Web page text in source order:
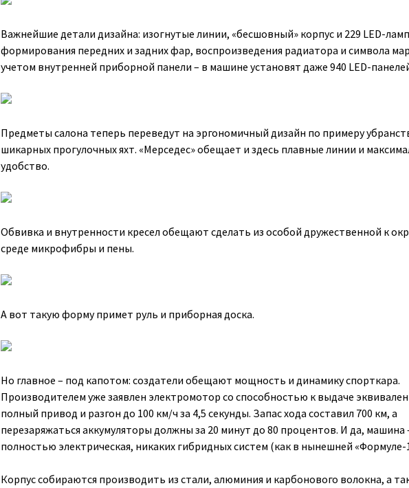
Важнейшие детали дизайна: изогнутые линии, «беcшовный» корпус и 229 LED-
формирования передних и задних фар, воспроизведения радиатора и символа
учетом внутренней приборной панели – в машине установят даже 940 LED-
Предметы салона теперь переведут на эргономичный дизайн по примеру
шикарных прогулочных яхт. «Мерседес» обещает и здесь плавные линии и
удобство.
Обвивка и внутренности кресел обещают сделать из особой дружественной к
среде микрофибры и пены.
А вот такую форму примет руль и приборная доска.
Но главное – под капотом: создатели обещают мощность и динамику спорткара.
Производителем уже заявлен электромотор со способностью к выдаче
полный привод и разгон до 100 км/ч за 4,5 секунды. Запас хода составил 700 км, а
перезаряжаться аккумуляторы должны за 20 минут до 80 процентов. И да, машина
полностью электрическая, никаких гибридных систем (как в нынешней «Формуле-
Корпус собираются производить из стали, алюминия и карбонового волокна, а